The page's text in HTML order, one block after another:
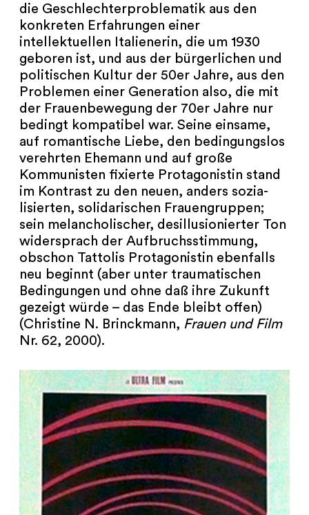
die Geschlechterproblematik aus den
konkreten Erfahrungen einer
intellektuellen Italienerin, die um 1930
geboren ist, und aus der bürgerlichen und
politischen Kultur der 50er Jahre, aus den
Problemen einer Generation also, die mit
der Frauenbewegung der 70er Jahre nur
bedingt kompatibel war. Seine einsame,
auf romantische Liebe, den bedingungslos
verehrten Ehemann und auf große
Kommunisten fixierte Protagonistin stand
im Kontrast zu den neuen, anders sozia­
lisierten, solidarischen Frauengruppen;
sein melancholischer, desillusionierter Ton
wider­sprach der Aufbruchsstimmung,
obschon Tattolis Protagonistin ebenfalls
neu beginnt (aber unter traumatischen
Bedingungen und ohne daß ihre Zukunft
gezeigt würde – das Ende bleibt offen)
(Christine N. Brinckmann, Frauen und Film
Nr. 62, 2000).